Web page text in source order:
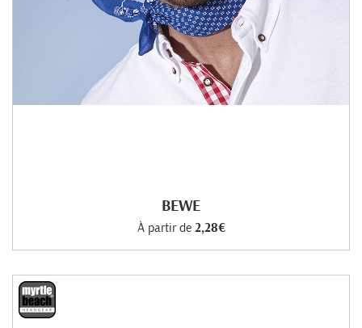
BEWE
À partir de 2,28€